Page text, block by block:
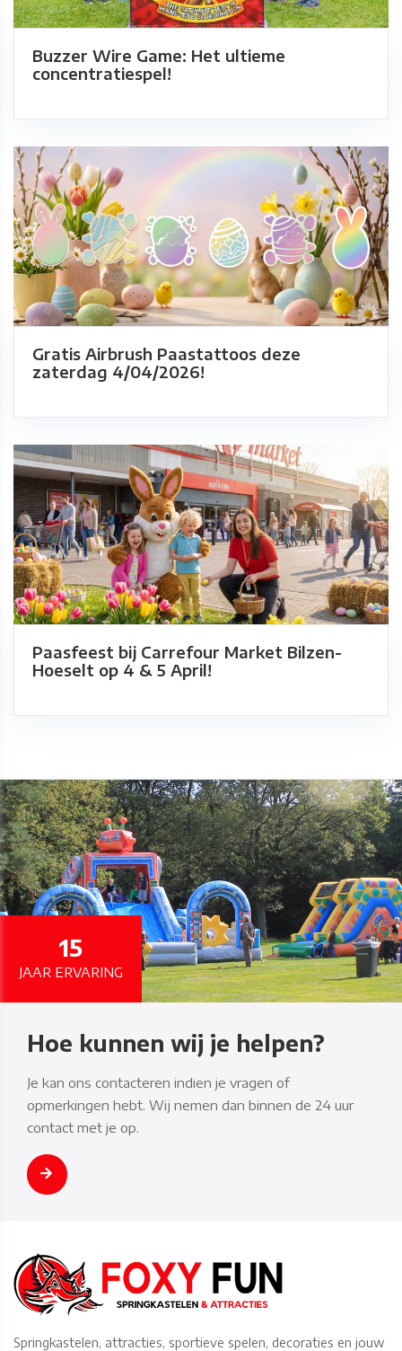
Buzzer Wire Game: Het ultieme
concentratiespel!
Gratis Airbrush Paastattoos deze
zaterdag 4/04/2026!
Paasfeest bij Carrefour Market Bilzen-
Hoeselt op 4 & 5 April!
Hoe kunnen wij je helpen?
Je kan ons contacteren indien je vragen of
opmerkingen hebt. Wij nemen dan binnen de 24 uur
contact met je op.
15
JAAR ERVARING
Springkastelen, attracties, sportieve spelen, decoraties en jouw